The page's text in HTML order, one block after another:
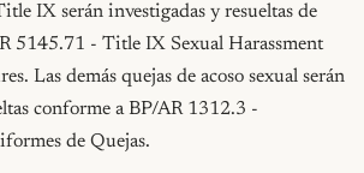
IX serán investigadas y resueltas de
5145.71 - Title IX Sexual Harassment
Las demás quejas de acoso sexual serán
conforme a BP/AR 1312.3 -
de Quejas.